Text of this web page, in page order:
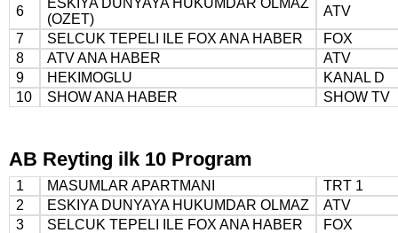
6
ESKIYA DUNYAYA HUKUMDAR OLMAZ
(OZET)
ATV
7
SELCUK TEPELI ILE FOX ANA HABER
FOX
8
ATV ANA HABER
ATV
9
HEKIMOGLU
KANAL D
10
SHOW ANA HABER SHOW TV
AB Reyting ilk 10 Program
1 MASUMLAR APARTMANI
TRT 1
2
ESKIYA DUNYAYA HUKUMDAR OLMAZ
ATV
3
SELCUK TEPELI ILE FOX ANA HABER
FOX